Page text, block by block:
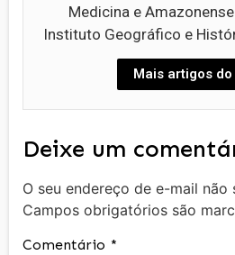
Medicina e
Instituto Geográfico e
Mais artigos
Deixe um
O seu endereço de e-mail não
Campos obrigatórios são
Comentário *